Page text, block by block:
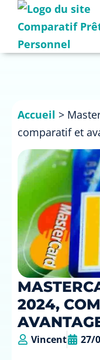
Accueil >
comparatif et
2024,
Vincent 27/